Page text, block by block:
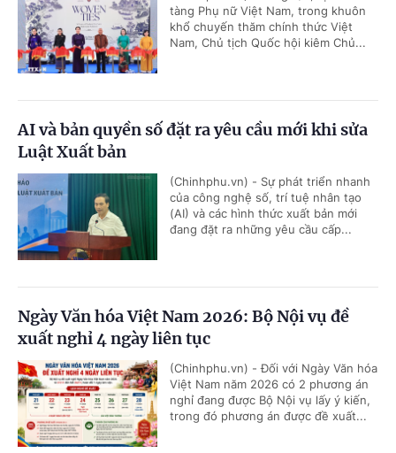
tàng Phụ nữ Việt Nam, trong khuôn
khổ chuyến thăm chính thức Việt
Nam, Chủ tịch Quốc hội kiêm Chủ...
AI và bản quyền số đặt ra yêu cầu mới khi sửa
Luật Xuất bản
(Chinhphu.vn) - Sự phát triển nhanh
của công nghệ số, trí tuệ nhân tạo
(AI) và các hình thức xuất bản mới
đang đặt ra những yêu cầu cấp...
Ngày Văn hóa Việt Nam 2026: Bộ Nội vụ đề
xuất nghỉ 4 ngày liên tục
(Chinhphu.vn) - Đối với Ngày Văn hóa
Việt Nam năm 2026 có 2 phương án
nghỉ đang được Bộ Nội vụ lấy ý kiến,
trong đó phương án được đề xuất...